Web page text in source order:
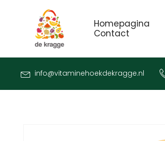
Homepagina
Contact
info@vitaminehoekdekragge.nl